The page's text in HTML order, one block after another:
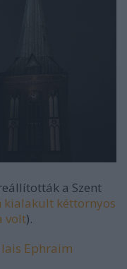
a Szent
kialakult kéttornyos
volt).